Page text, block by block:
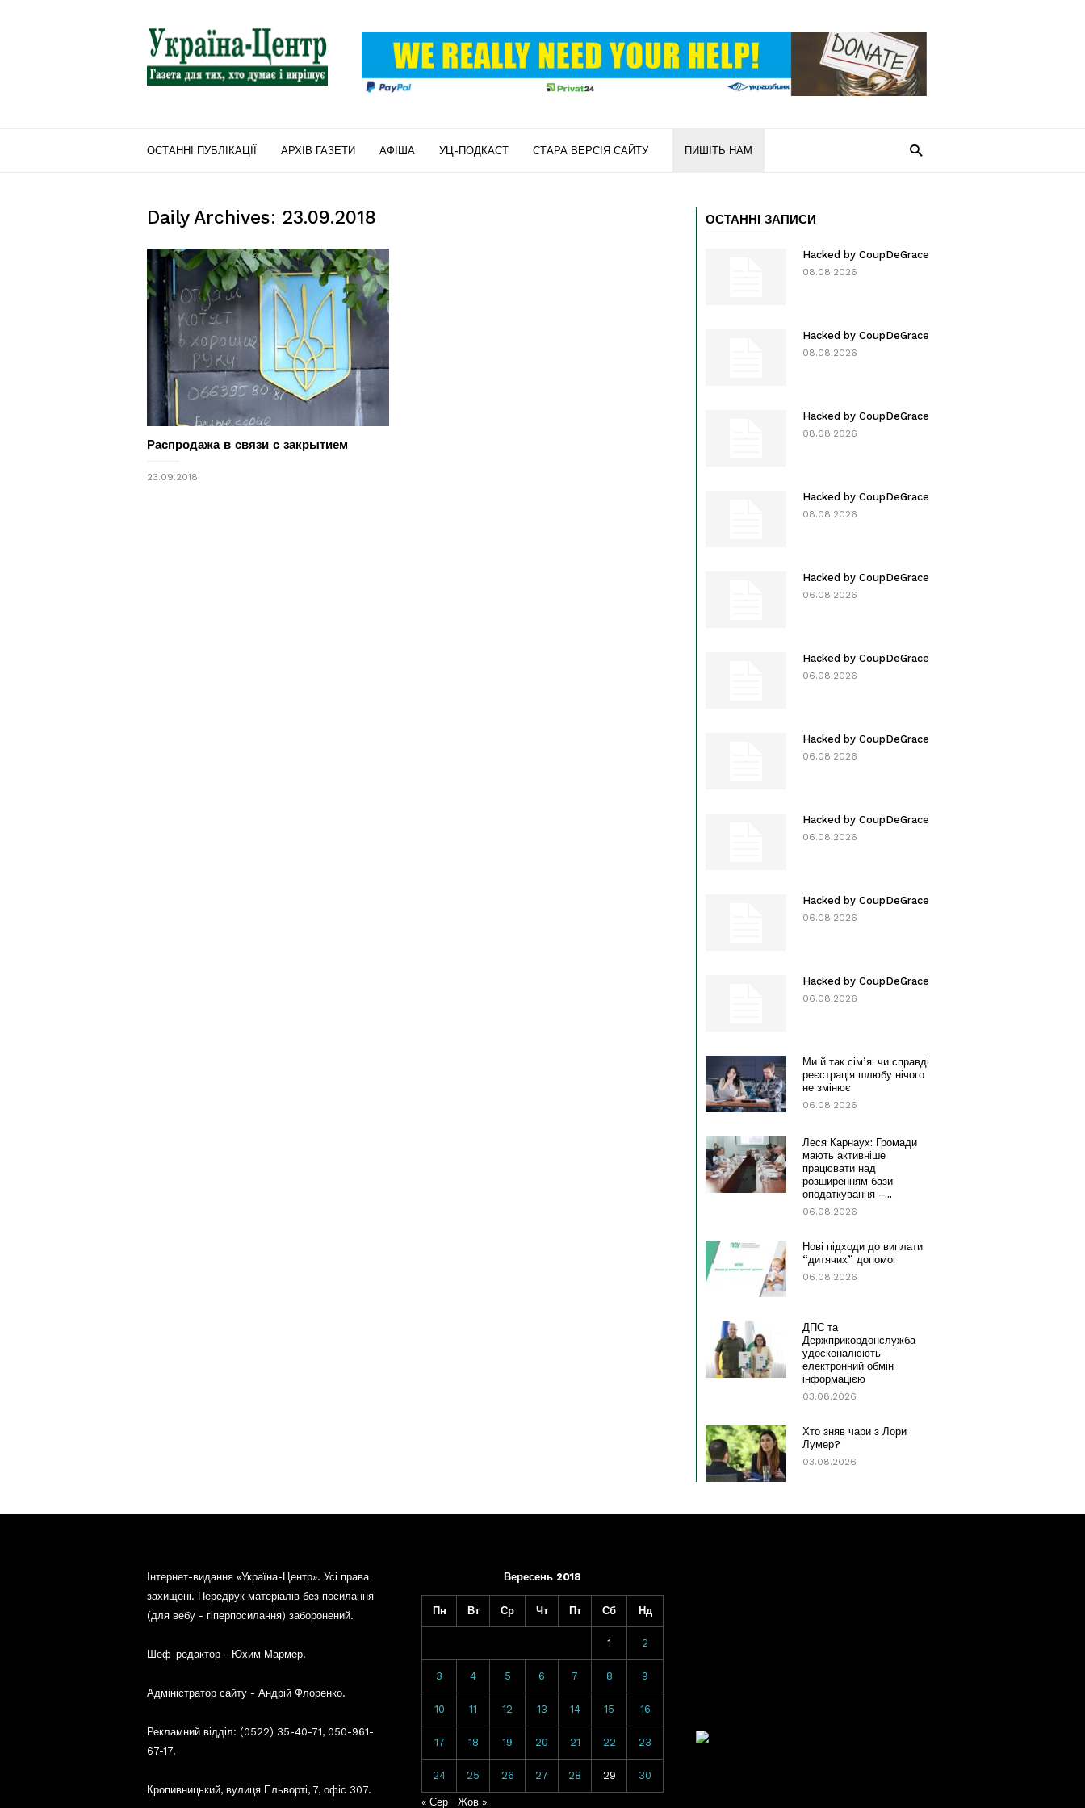
"Україна-
Центр"
ОСТАННІ ПУБЛІКАЦІЇ АРХІВ ГАЗЕТИ АФІША УЦ-ПОДКАСТ СТАРА ВЕРСІЯ САЙТУ ПИШІТЬ НАМ
Daily Archives: 23.09.2018
Распродажа в связи с закрытием
23.09.2018
ОСТАННІ ЗАПИСИ
Hacked by CoupDeGrace
08.08.2026
Hacked by CoupDeGrace
08.08.2026
Hacked by CoupDeGrace
08.08.2026
Hacked by CoupDeGrace
08.08.2026
Hacked by CoupDeGrace
06.08.2026
Hacked by CoupDeGrace
06.08.2026
Hacked by CoupDeGrace
06.08.2026
Hacked by CoupDeGrace
06.08.2026
Hacked by CoupDeGrace
06.08.2026
Hacked by CoupDeGrace
06.08.2026
Ми й так сім’я: чи справді
реєстрація шлюбу нічого
не змінює
06.08.2026
Леся Карнаух: Громади
мають активніше
працювати над
розширенням бази
оподаткування –...
06.08.2026
Нові підходи до виплати
“дитячих” допомог
06.08.2026
ДПС та
Держприкордонслужба
удосконалюють
електронний обмін
інформацією
03.08.2026
Хто зняв чари з Лори
Лумер?
03.08.2026
Інтернет-видання «Україна-Центр». Усі права
захищені. Передрук матеріалів без посилання
(для вебу - гіперпосилання) заборонений.
Шеф-редактор - Юхим Мармер.
Адміністратор сайту - Андрій Флоренко.
Рекламний відділ: (0522) 35-40-71, 050-961-
67-17.
Кропивницький, вулиця Ельворті, 7, офіс 307.
Вересень 2018
Пн Вт Ср Чт Пт Сб Нд
1 2
3 4 5 6 7 8 9
10 11 12 13 14 15 16
17 18 19 20 21 22 23
24 25 26 27 28 29 30
« Сер Жов »